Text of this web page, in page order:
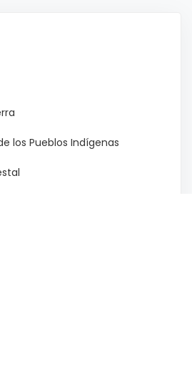
los Pueblos Indígenas